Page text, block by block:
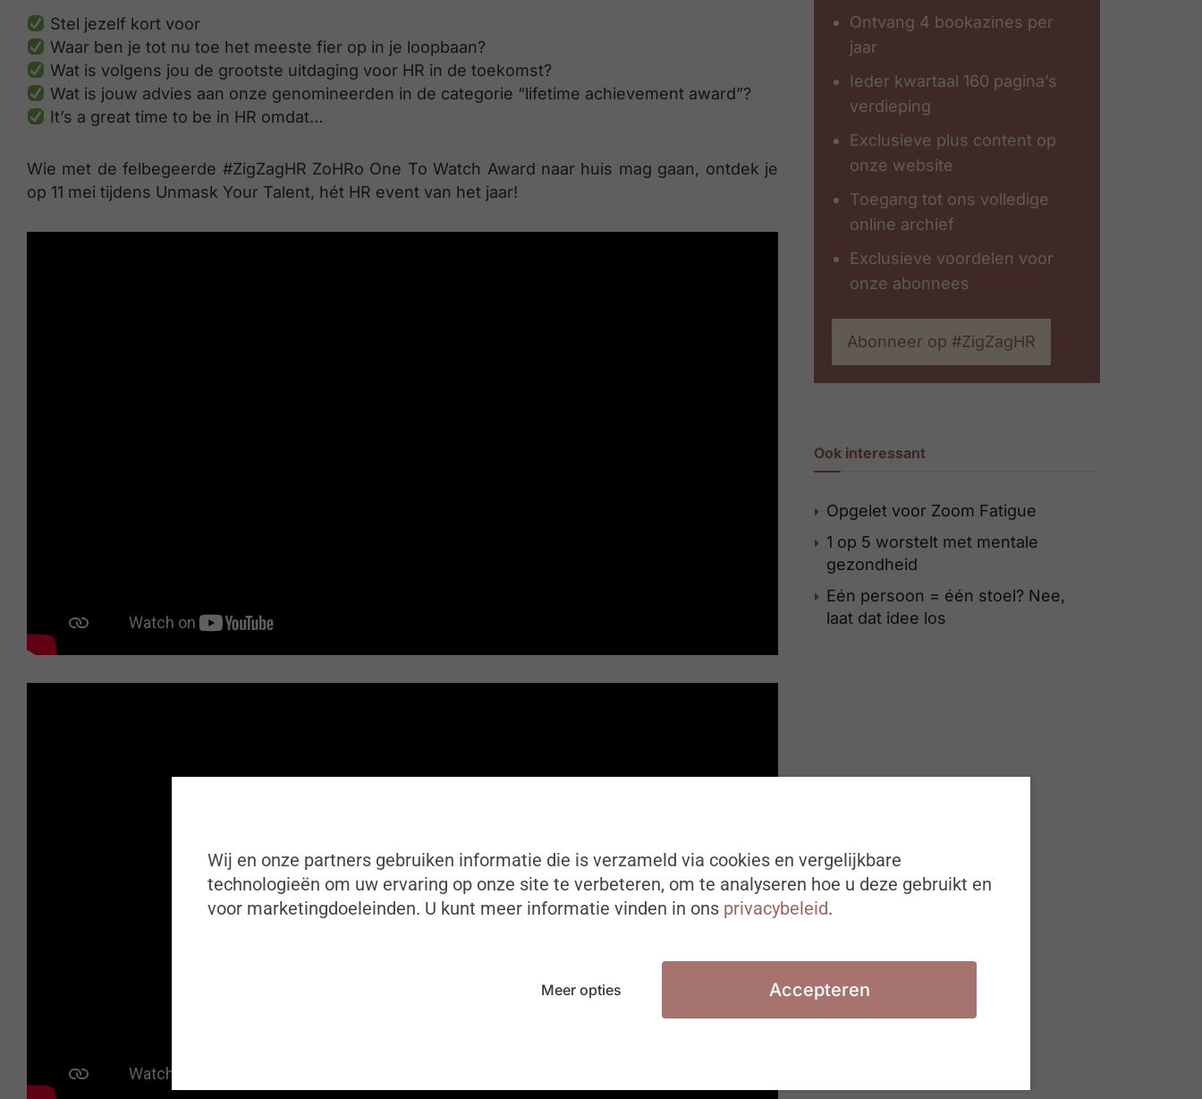
Stel jezelf kort voor
Waar ben je tot nu toe het meeste fier op in je loopbaan?
Wat is volgens jou de grootste uitdaging voor HR in de toekomst?
Wat is jouw advies aan onze genomineerden in de categorie “lifetime achievement award”?
It’s a great time to be in HR omdat…
Wie met de felbegeerde #ZigZagHR ZoHRo One To Watch Award naar huis mag gaan, ontdek je
op 11 mei tijdens Unmask Your Talent, hét HR event van het jaar!
Ontvang 4 bookazines per
jaar
Ieder kwartaal 160 pagina’s
verdieping
Exclusieve plus content op
onze website
Toegang tot ons volledige
online archief
Exclusieve voordelen voor
onze abonnees
Abonneer op #ZigZagHR
Ook interessant
Opgelet voor Zoom Fatigue
1 op 5 worstelt met mentale
gezondheid
Eén persoon = één stoel? Nee,
laat dat idee los
Wij en onze partners gebruiken informatie die is verzameld via cookies en vergelijkbare
technologieën om uw ervaring op onze site te verbeteren, om te analyseren hoe u deze gebruikt en
voor marketingdoeleinden. U kunt meer informatie vinden in ons privacybeleid.
Meer opties Accepteren